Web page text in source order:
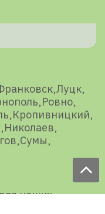
Луцк
Ровно
Кропивницкий
Николаев
Сумы
наших